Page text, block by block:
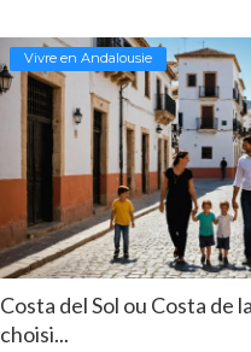
Vivre en Andalousie
Costa del Sol ou Costa de
choisi...